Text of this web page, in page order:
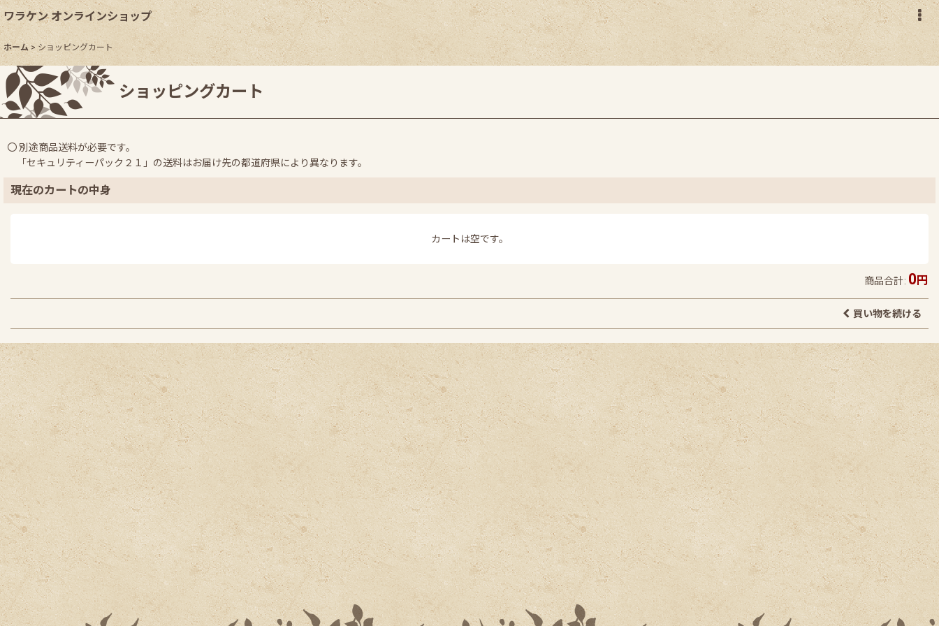
ワラケン オンラインショップ
ホーム > ショッピングカート
ショッピングカート
〇 別途商品送料が必要です。
「セキュリティーパック２１」の送料はお届け先の都道府県により異なります。
現在のカートの中身
カートは空です。
商品合計: 0 円
買い物を続ける